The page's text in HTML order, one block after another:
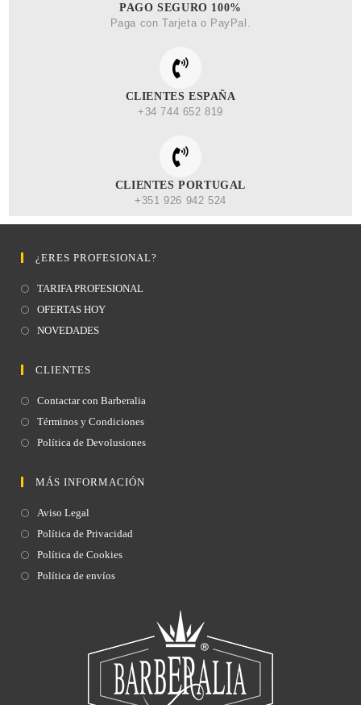
PAGO SEGURO 100%
Paga con Tarjeta o PayPal.
CLIENTES ESPAÑA
+34 744 652 819
CLIENTES PORTUGAL
+351 926 942 524
MÁS INFORMACIÓN
Aviso Legal
Política de Privacidad
Política de Cookies
Política de envíos
CLIENTES
Contactar con Barberalia
Términos y Condiciones
Política de Devolusiones
¿ERES PROFESIONAL?
TARIFA PROFESIONAL
OFERTAS HOY
NOVEDADES